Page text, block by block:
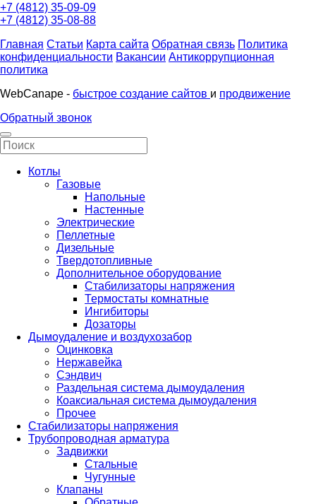
+7 (4812) 35-09-09
+7 (4812) 35-08-88
Главная Статьи Карта сайта Обратная связь Политика
конфиденциальности Вакансии Антикоррупционная
политика
WebCanape - быстрое создание сайтов и продвижение
Обратный звонок
Котлы
Газовые
Напольные
Настенные
Электрические
Пеллетные
Дизельные
Твердотопливные
Дополнительное оборудование
Стабилизаторы напряжения
Термостаты комнатные
Ингибиторы
Дозаторы
Дымоудаление и воздухозабор
Оцинковка
Нержавейка
Сэндвич
Раздельная система дымоудаления
Коаксиальная система дымоудаления
Прочее
Стабилизаторы напряжения
Трубопроводная арматура
Задвижки
Стальные
Чугунные
Клапаны